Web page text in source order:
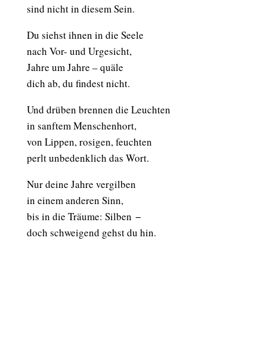
sind nicht in diesem Sein.
Du siehst ihnen in die Seele
nach Vor- und Urgesicht,
Jahre um Jahre – quäle
dich ab, du findest nicht.
Und drüben brennen die Leuchten
in sanftem Menschenhort,
von Lippen, rosigen, feuchten
perlt unbedenklich das Wort.
Nur deine Jahre vergilben
in einem anderen Sinn,
bis in die Träume: Silben −
doch schweigend gehst du hin.